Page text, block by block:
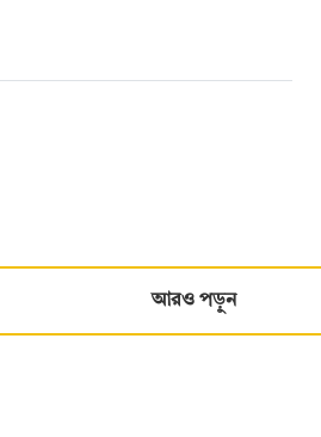
আরও পড়ুন